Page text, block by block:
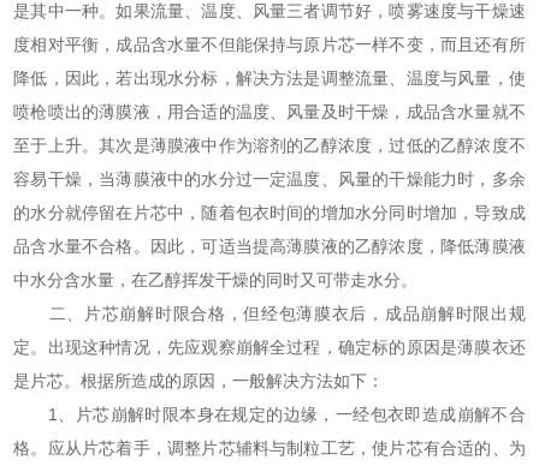
是其中一种。如果流量、温度、风量三者调节好，喷雾速度与干燥速
度相对平衡，成品含水量不但能保持与原片芯一样不变，而且还有所
降低，因此，若出现水分标，解决方法是调整流量、温度与风量，使
喷枪喷出的薄膜液，用合适的温度、风量及时干燥，成品含水量就不
至于上升。其次是薄膜液中作为溶剂的乙醇浓度，过低的乙醇浓度不
容易干燥，当薄膜液中的水分过一定温度、风量的干燥能力时，多余
的水分就停留在片芯中，随着包衣时间的增加水分同时增加，导致成
品含水量不合格。因此，可适当提高薄膜液的乙醇浓度，降低薄膜液
中水分含水量，在乙醇挥发干燥的同时又可带走水分。
二、片芯崩解时限合格，但经包薄膜衣后，成品崩解时限出规
定。出现这种情况，先应观察崩解全过程，确定标的原因是薄膜衣还
是片芯。根据所造成的原因，一般解决方法如下：
1、片芯崩解时限本身在规定的边缘，一经包衣即造成崩解不合
格。应从片芯着手，调整片芯辅料与制粒工艺，使片芯有合适的、为